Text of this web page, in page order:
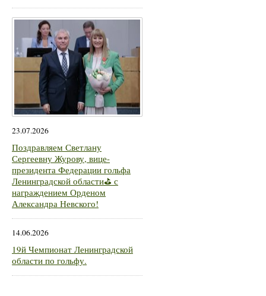
23.07.2026
Поздравляем Светлану
Сергеевну Журову, вице-
президента Федерации гольфа
Ленинградской области⛳ с
награждением Орденом
Александра Невского!
14.06.2026
19й Чемпионат Ленинградской
области по гольфу.